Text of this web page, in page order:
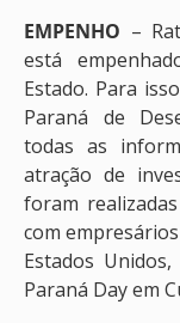
EMPENHO –
está
Estado. Para
Paraná de
todas as
atração de
foram
com
Estados
Paraná Day em